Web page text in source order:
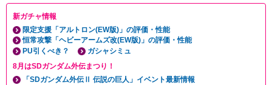
新ガチャ情報
限定支援「アルトロン(EW版)」の評価・性能
恒常攻撃「ヘビーアームズ改(EW版)」の評価・性能
PU引くべき？
ガシャシミュ
8月はSDガンダム外伝まつり！
「SDガンダム外伝Ⅱ 伝説の巨人」イベント最新情報